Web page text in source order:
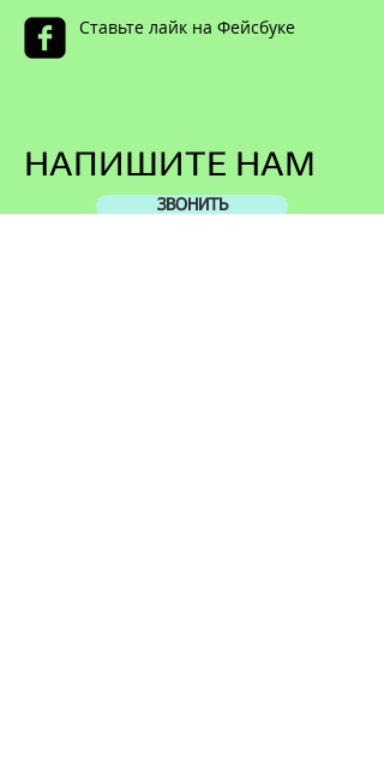
Ставьте лайк на Фейсбуке
НАПИШИТЕ НАМ
ЗВОНИТЬ